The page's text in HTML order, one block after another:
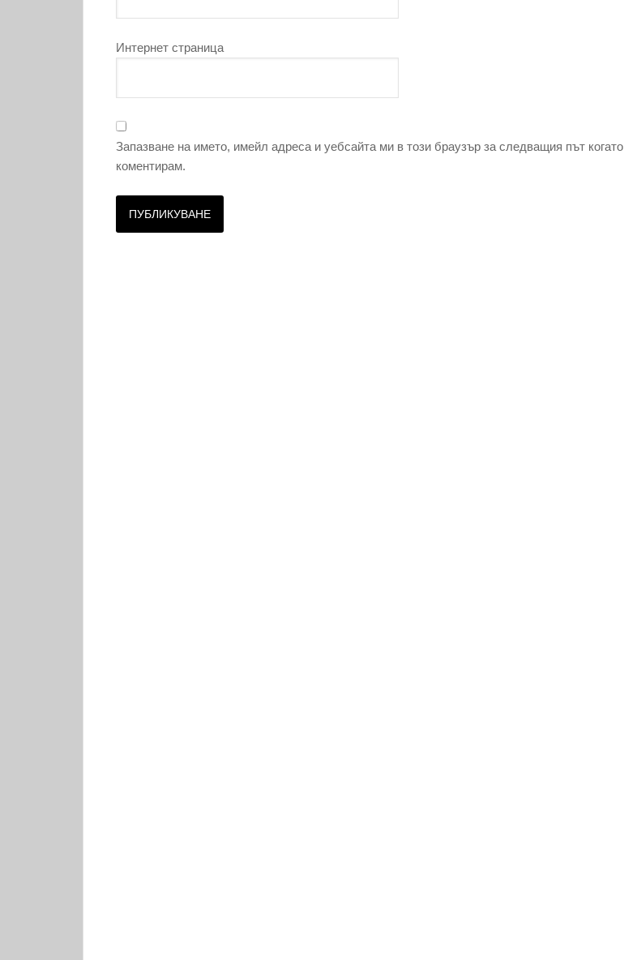
Интернет страница
Запазване на името, имейл адреса и уебсайта ми в този браузър за следващия път когато
коментирам.